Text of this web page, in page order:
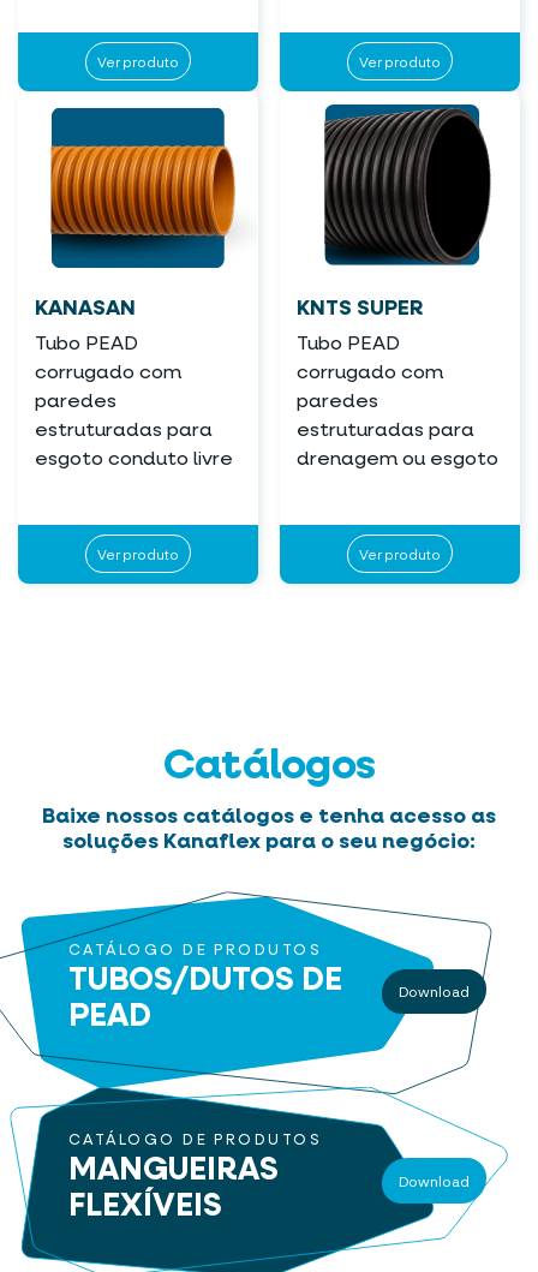
Ver produto Ver produto
KANASAN
Tubo PEAD
corrugado com
paredes
estruturadas para
esgoto conduto livre
Ver produto
KNTS SUPER
Tubo PEAD
corrugado com
paredes
estruturadas para
drenagem ou esgoto
Ver produto
Catálogos
Baixe nossos catálogos e tenha acesso as
soluções Kanaflex para o seu negócio:
CATÁLOGO DE PRODUTOS
TUBOS/DUTOS DE
PEAD
Download
CATÁLOGO DE PRODUTOS
MANGUEIRAS
FLEXÍVEIS
Download